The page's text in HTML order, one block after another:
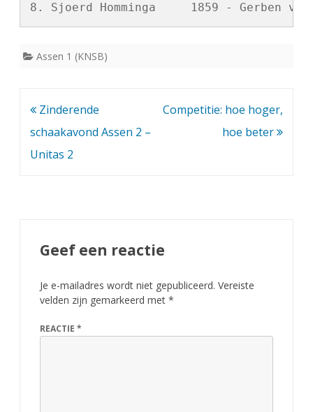
Assen 1 (KNSB)
Bericht
navigatie
Zinderende
schaakavond Assen 2 –
Unitas 2
Competitie: hoe hoger,
hoe beter
Geef een reactie
Je e-mailadres wordt niet gepubliceerd. Vereiste
velden zijn gemarkeerd met *
REACTIE *